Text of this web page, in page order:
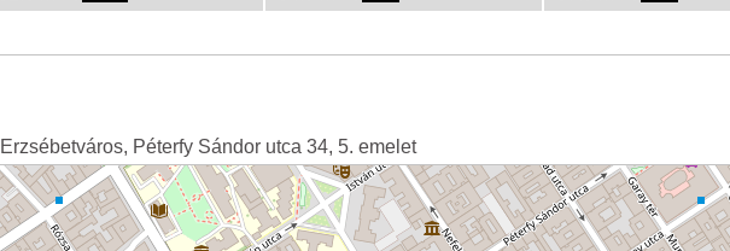
Péterfy Sándor utca 34, 5. emelet